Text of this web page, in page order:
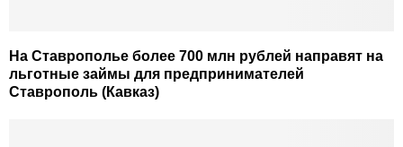
На Ставрополье более 700 млн рублей направят на
льготные займы для предпринимателей
Ставрополь (Кавказ)